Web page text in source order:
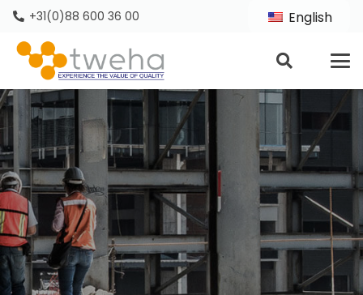
+31(0)88 600 36 00 English